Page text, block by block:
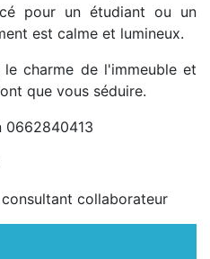
pour un étudiant ou un
est calme et lumineux.
charme de l'immeuble et
que vous séduire.
0662840413
collaborateur